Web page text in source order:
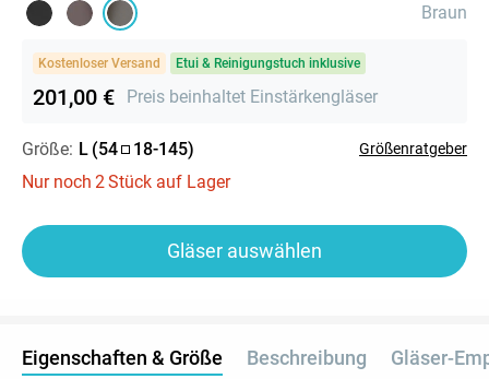
Braun
Kostenloser Versand Etui & Reinigungstuch inklusive
201,00 € Preis beinhaltet Einstärkengläser
Größe: L (54 18-145) Größenratgeber
Nur noch 2Stück auf Lager
Gläser auswählen
Eigenschaften & Größe Beschreibung Gläser-